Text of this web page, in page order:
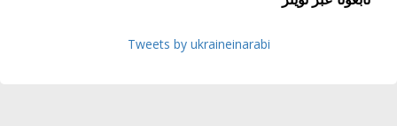
Tweets by ukraineinarabi